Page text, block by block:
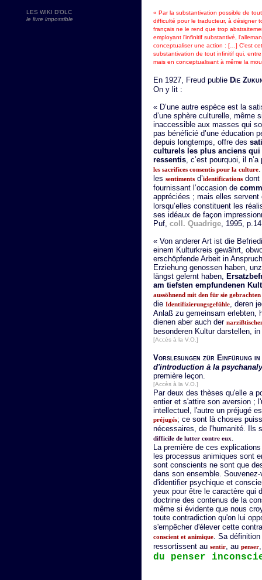
LES WIKI D'OLC
le livre impossible
« Par la substantivation possible de
difficulté pour le traducteur, à désigner
français ne le rend que trop
employant l'infinitif substantivé,
conceptualiser une action : […] C'est
substantivation de tout infinitif qui,
mais en conceptualisant à même la
En 1927, Freud publie Die
On y lit :
« D’une autre espèce est la
d’une sphère culturelle, même
inaccessible aux masses qui
pas bénéficié d’une éducation
depuis longtemps, offre des
culturels les plus anciens
ressentis, c’est pourquoi, il
les sacrifices consentis pour la culture
les sentiments d’identifications dont
fournissant l’occasion de
appréciées ; mais elles
lorsqu’elles constituent les
ses idéaux de façon
Puf, coll. Quadrige, 1995,
« Von anderer Art ist die
einem Kulturkreis gewährt,
erschöpfende Arbeit in
Erziehung genossen haben,
längst gelernt haben,
am tiefsten empfundenen
aussöhnend mit den für sie
die Identifizierungsgefühle, deren
Anlaß zu gemeinsam erlebten,
dienen aber auch der
besonderen Kultur darstellen,
[Accès à la V.O.]
Vorslesungen zür Einfürung in
d'introduction à la
première leçon.
[Accès à la V.O.]
Par deux des thèses qu'elle a
entier et s'attire son aversion ;
intellectuel, l'autre un préjugé
préjugés; ce sont là choses
nécessaires, de l'humanité. Ils
difficile de lutter contre eux.
La première de ces
les processus animiques sont
sont conscients ne sont que
dans son ensemble.
d'identifier psychique et
yeux pour être le caractère qui
doctrine des contenus de la
même si évidente que nous
toute contradiction qu'on lui
s'empêcher d'élever cette
conscient et animique. Sa
ressortissent au sentir, au penser
du penser